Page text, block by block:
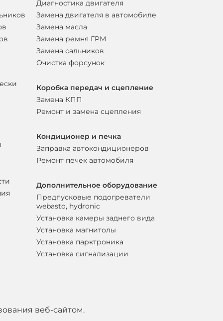
Диагностика двигателя
Замена двигателя в автомобиле
Замена масла
Замена ремня ГРМ
Замена сальников
Очистка форсунок
Коробка передач и сцепление
Замена КПП
Ремонт и замена сцепления
Кондиционер и печка
Заправка автокондиционеров
Ремонт печек автомобиля
Дополнительное оборудование
Предпусковые подогреватели
webasto, hydronic
Установка камеры заднего вида
Установка магнитолы
Установка парктроника
Установка сигнализации
веб-сайтом.